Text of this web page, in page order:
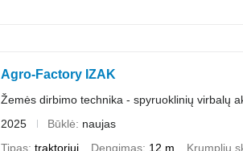
Agro-Factory IZAK
Žemės dirbimo technika - spyruoklinių virbalų
2025
Būklė
naujas
Tipas traktoriui Dengimas 12 m Krumplių